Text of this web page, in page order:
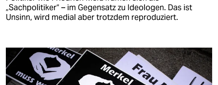
„Sachpolitiker“ – im Gegensatz zu Ideologen. Das ist
Unsinn, wird medial aber trotzdem reproduziert.